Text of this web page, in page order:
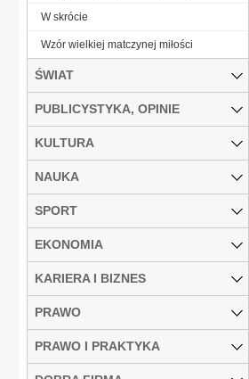
W skrócie
Wzór wielkiej matczynej miłości
ŚWIAT
PUBLICYSTYKA, OPINIE
KULTURA
NAUKA
SPORT
EKONOMIA
KARIERA I BIZNES
PRAWO
PRAWO I PRAKTYKA